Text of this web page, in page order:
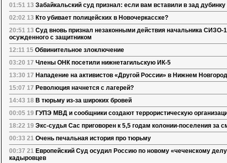
01:51 13 Забайкальский суд признал: если вам вставили в зад
02:02 13 Кто убивает полицейских в Новочеркасске?
20:51 13 Суд вновь признал незаконными действия начальника СИЗО-
осужденного с защитником
12:11 15 Обвинительное злоключение
03:20 17 Члены ОНК посетили нижнетагильскую ИК-5
13:30 17 Нападение на активистов «Другой России» в Нижнем
15:07 17 Революция начнется с лагерей?
14:43 18 В тюрьму из-за широких бровей
00:05 19 ГУПЭ МВД и сообщники создают террористическую
18:22 19 Экс-судья Сас приговорен к 5,5 годам колонии-поселения за
00:33 21 Очень печальная история про тюрьму
00:37 21 Европейский Суд осудил Россию по новому «чеченскому
кадыровцев